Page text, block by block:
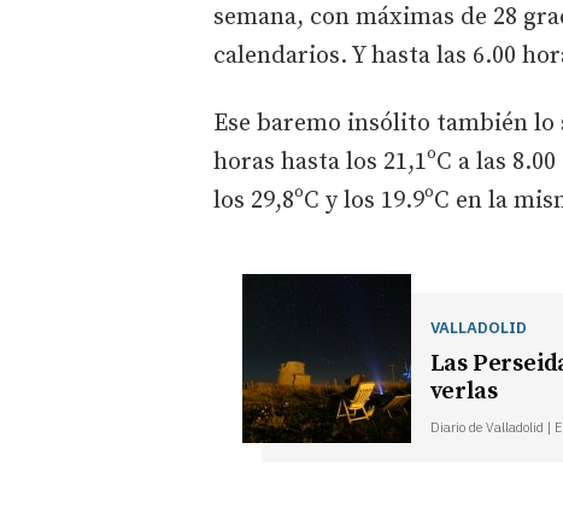
semana, con máximas de 28
calendarios. Y hasta las 6.00
Ese baremo insólito también lo
horas hasta los 21,1ºC a las
los 29,8ºC y los 19.9ºC en la
VALLADOLID
Las
verlas
Diario de Valladolid |